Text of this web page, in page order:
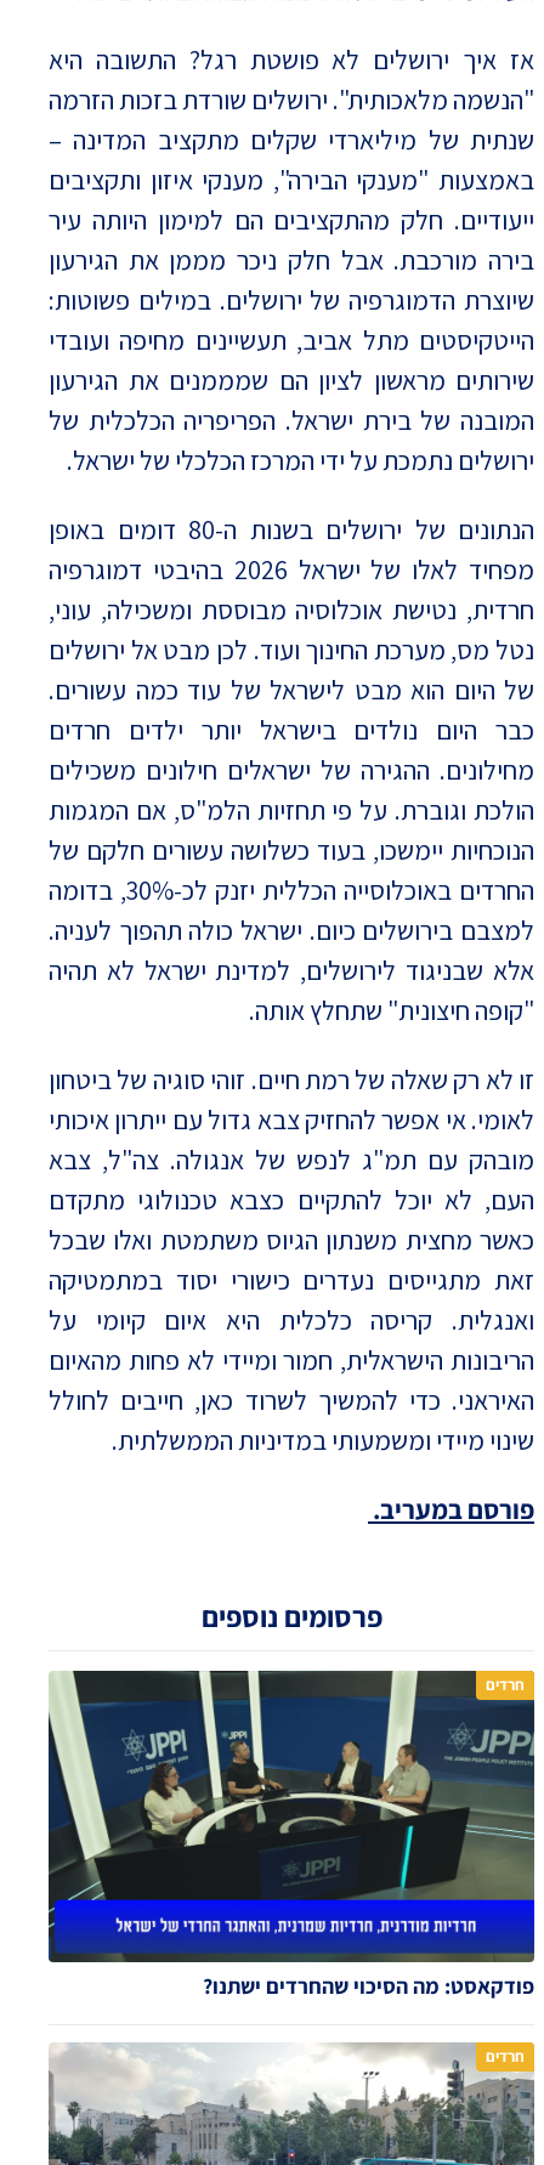
פרסומים נוספים
חרדים
פודקאסט: מה הסיכוי שהחרדים ישתנו?
חרדים
אז איך ירושלים לא פושטת רגל? התשובה היא
"הנשמה מלאכותית". ירושלים שורדת בזכות הזרמה
שנתית של מיליארדי שקלים מתקציב המדינה –
באמצעות "מענקי הבירה", מענקי איזון ותקציבים
ייעודיים. חלק מהתקציבים הם למימון היותה עיר
בירה מורכבת. אבל חלק ניכר מממן את הגירעון
שיוצרת הדמוגרפיה של ירושלים. במילים פשוטות:
הייטקיסטים מתל אביב, תעשיינים מחיפה ועובדי
שירותים מראשון לציון הם שמממנים את הגירעון
המובנה של בירת ישראל. הפריפריה הכלכלית של
ירושלים נתמכת על ידי המרכז הכלכלי של ישראל.
הנתונים של ירושלים בשנות ה-80 דומים באופן
מפחיד לאלו של ישראל 2026 בהיבטי דמוגרפיה
חרדית, נטישת אוכלוסיה מבוססת ומשכילה, עוני,
נטל מס, מערכת החינוך ועוד. לכן מבט אל ירושלים
של היום הוא מבט לישראל של עוד כמה עשורים.
כבר היום נולדים בישראל יותר ילדים חרדים
מחילונים. ההגירה של ישראלים חילונים משכילים
הולכת וגוברת. על פי תחזיות הלמ"ס, אם המגמות
הנוכחיות יימשכו, בעוד כשלושה עשורים חלקם של
החרדים באוכלוסייה הכללית יזנק לכ-30%, בדומה
למצבם בירושלים כיום. ישראל כולה תהפוך לעניה.
אלא שבניגוד לירושלים, למדינת ישראל לא תהיה
"קופה חיצונית" שתחלץ אותה.
זו לא רק שאלה של רמת חיים. זוהי סוגיה של ביטחון
לאומי. אי אפשר להחזיק צבא גדול עם ייתרון איכותי
מובהק עם תמ"ג לנפש של אנגולה. צה"ל, צבא
העם, לא יוכל להתקיים כצבא טכנולוגי מתקדם
כאשר מחצית משנתון הגיוס משתמטת ואלו שבכל
זאת מתגייסים נעדרים כישורי יסוד במתמטיקה
ואנגלית. קריסה כלכלית היא איום קיומי על
הריבונות הישראלית, חמור ומיידי לא פחות מהאיום
האיראני. כדי להמשיך לשרוד כאן, חייבים לחולל
שינוי מיידי ומשמעותי במדיניות הממשלתית.
פורסם במעריב.